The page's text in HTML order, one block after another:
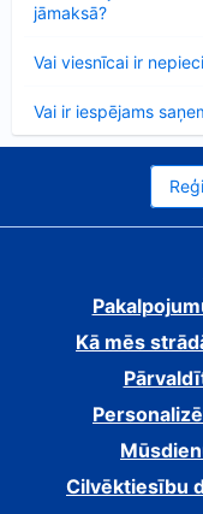
jāmaksā?
Vai viesnīcai ir
Vai ir iespējams
Kā mēs
Cilvēktiesību